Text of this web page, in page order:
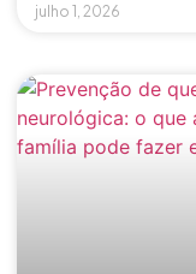
julho 1, 2026